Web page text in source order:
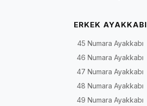
ERKEK AYAKKABI
45 Numara Ayakkabı
46 Numara Ayakkabı
47 Numara Ayakkabı
48 Numara Ayakkabı
49 Numara Ayakkabı